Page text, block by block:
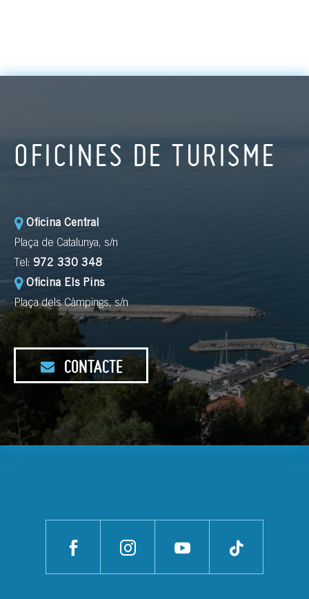
OFICINES DE TURISME
Oficina Central
Plaça de Catalunya, s/n
Tel: 972 330 348
Oficina Els Pins
Plaça dels Càmpings, s/n
CONTACTE